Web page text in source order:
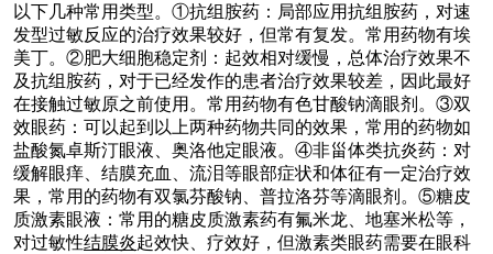
以下几种常用类型。①抗组胺药：局部应用抗组胺药，对速
发型过敏反应的治疗效果较好，但常有复发。常用药物有埃
美丁。②肥大细胞稳定剂：起效相对缓慢，总体治疗效果不
及抗组胺药，对于已经发作的患者治疗效果较差，因此最好
在接触过敏原之前使用。常用药物有色甘酸钠滴眼剂。③双
效眼药：可以起到以上两种药物共同的效果，常用的药物如
盐酸氮卓斯汀眼液、奥洛他定眼液。④非甾体类抗炎药：对
缓解眼痒、结膜充血、流泪等眼部症状和体征有一定治疗效
果，常用的药物有双氯芬酸钠、普拉洛芬等滴眼剂。⑤糖皮
质激素眼液：常用的糖皮质激素药有氟米龙、地塞米松等，
对过敏性结膜炎起效快、疗效好，但激素类眼药需要在眼科